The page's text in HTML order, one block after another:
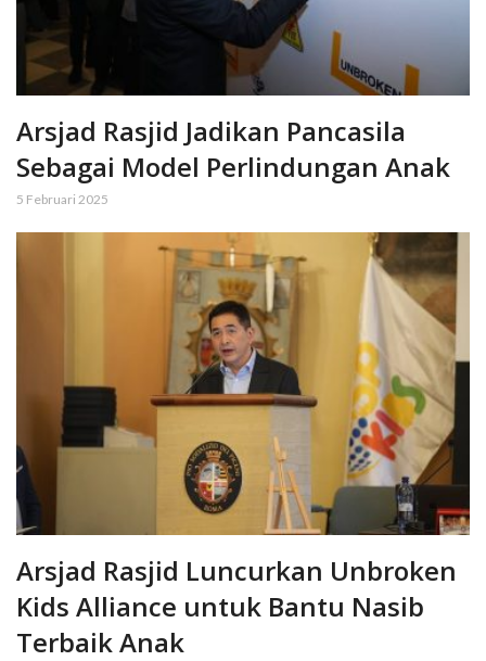
Arsjad Rasjid Jadikan Pancasila
Sebagai Model Perlindungan Anak
5 Februari 2025
Arsjad Rasjid Luncurkan Unbroken
Kids Alliance untuk Bantu Nasib
Terbaik Anak